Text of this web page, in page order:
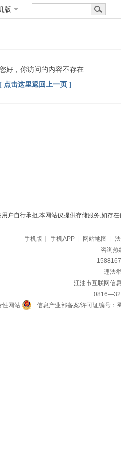
版
好，你访问的内容不存在
点击这里返回上一页 ]
户自行承担;本网站仅提供存储服务;如存
手机版 手机APP 网站地图
咨询热
违法
江油市互联网信
网站 信息产业部备案/许可证编号：